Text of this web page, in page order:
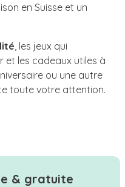
en Suisse et un
, les jeux qui
et les cadeaux utiles à
ou une autre
toute votre attention.
& gratuite